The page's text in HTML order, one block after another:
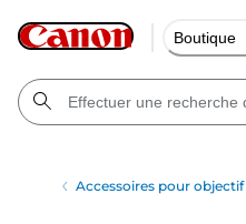
Boutique
Accessoires pour objectif